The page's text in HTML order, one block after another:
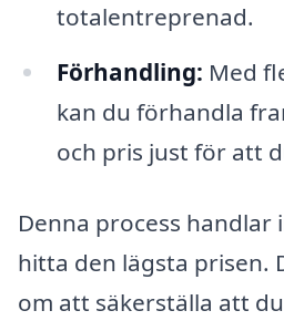
totalentreprenad.
Förhandling: Med
kan du förhandla
och pris just för att
Denna process
hitta den lägsta prisen.
om att säkerställa att